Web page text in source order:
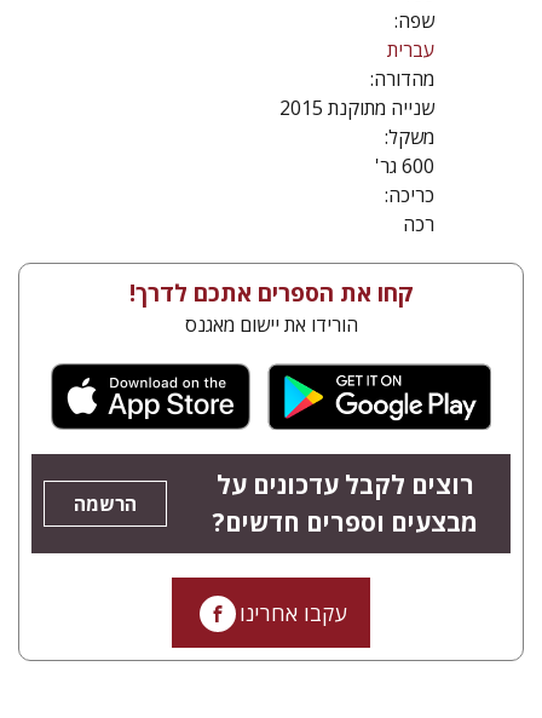
שפה:
עברית
מהדורה:
שנייה מתוקנת 2015
משקל:
600 גר'
כריכה:
רכה
קחו את הספרים אתכם לדרך!
הורידו את יישום מאגנס
רוצים לקבל עדכונים על
מבצעים וספרים חדשים?
הרשמה
עקבו אחרינו